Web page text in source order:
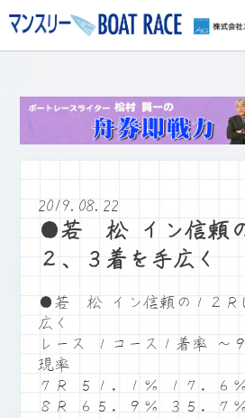
2019.08.22
●若 松 イン信頼
２、３着を手広く
●若 松 イン信頼の１２Ｒ
広く
レース １コース１着率 ～
現率
７Ｒ ５１．１％ １７．６
８Ｒ ６５．９％ ３５．７